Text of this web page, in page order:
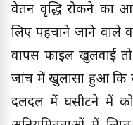
वेतन वृद्धि रोकने का
लिए पहचाने जाने वाले
वापस फाइल खुलवाई
जांच में खुलासा हुआ कि
दलदल में घसीटने में